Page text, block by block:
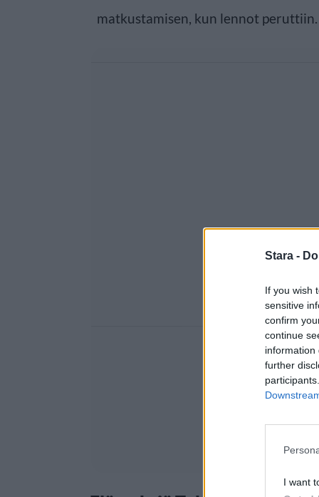
Stara -
If you wish
sensitive
confirm
continue
information
further
I want
matkustamisen, kun lennot peruttiin.